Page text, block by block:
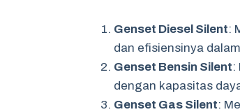
Genset Diesel Silent:
dan efisiensinya
Genset Bensin Silent:
dengan kapasitas
Genset Gas Silent: